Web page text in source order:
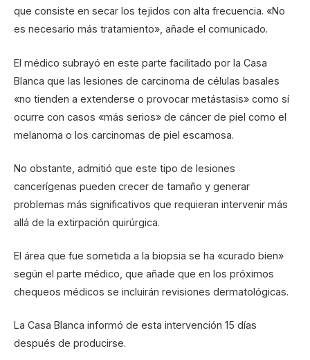
que consiste en secar los tejidos con alta frecuencia. «No
es necesario más tratamiento», añade el comunicado.
El médico subrayó en este parte facilitado por la Casa
Blanca que las lesiones de carcinoma de células basales
«no tienden a extenderse o provocar metástasis» como sí
ocurre con casos «más serios» de cáncer de piel como el
melanoma o los carcinomas de piel escamosa.
No obstante, admitió que este tipo de lesiones
cancerígenas pueden crecer de tamaño y generar
problemas más significativos que requieran intervenir más
allá de la extirpación quirúrgica.
El área que fue sometida a la biopsia se ha «curado bien»
según el parte médico, que añade que en los próximos
chequeos médicos se incluirán revisiones dermatológicas.
La Casa Blanca informó de esta intervención 15 días
después de producirse.